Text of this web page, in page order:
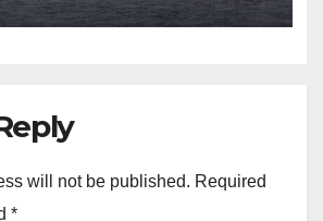
will not be published. Required
*